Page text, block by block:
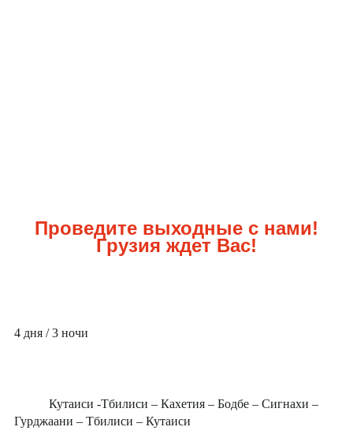
Проведите выходные с нами!
Грузия ждет Вас!
4 дня / 3 ночи
Кутаиси -Тбилиси – Кахетия – Бодбе – Сигнахи –
Гурджаани – Тбилиси – Кутаиси